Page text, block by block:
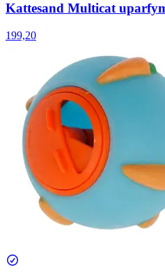
Kattesand Multicat
199,20